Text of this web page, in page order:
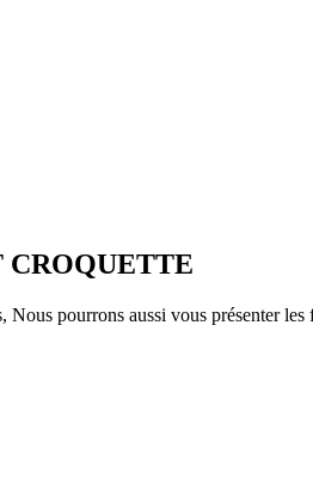
CROQUETTE
pourrons aussi vous présenter